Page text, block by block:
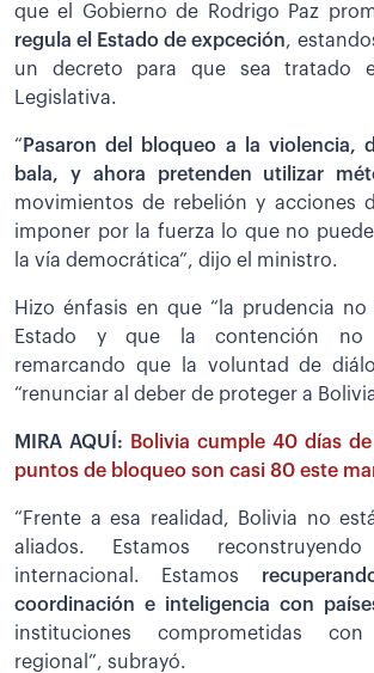
que el Gobierno de Rodrigo Paz
regula el Estado de expceción,
un decreto para que sea tratado
Legislativa.
“ Pasaron del bloqueo a la violencia,
bala, y ahora pretenden utilizar
movimientos de rebelión y acciones
imponer por la fuerza lo que no
la vía democrática”, dijo el ministro.
Hizo énfasis en que “la prudencia no
Estado y que la contención no
remarcando que la voluntad de
“renunciar al deber de proteger a
MIRA AQUÍ:
Bolivia cumple 40 días
puntos de bloqueo son casi 80 este
“Frente a esa realidad, Bolivia no
aliados. Estamos
internacional. Estamos
coordinación e inteligencia con
instituciones comprometidas
regional”, subrayó.